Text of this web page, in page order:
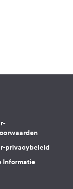
privacybeleid
Informatie